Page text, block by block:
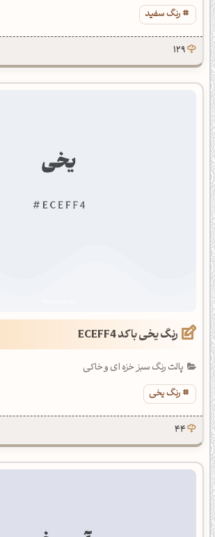
رنگ سفید
129
رنگ یخی با کد ECEFF4
پالت رنگ سبز خزه ای و خاکی
رنگ یخی
44